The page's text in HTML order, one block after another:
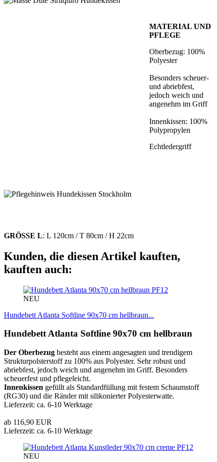
MATERIAL UND
PFLEGE
Oberbezug: 100%
Polyester
Besonders scheuer-
und abriebfest,
jedoch weich und
angenehm im Griff
Innenkissen: 100%
Polypropylen
Echtledergriff
GRÖSSE L: L 120cm / T 80cm / H 22cm
Kunden, die diesen Artikel kauften,
kauften auch:
PF12
NEU
Hundebett Atlanta Softline 90x70 cm hellbraun...
Hundebett Atlanta Softline 90x70 cm hellbraun
Der Oberbezug besteht aus einem angesagten und trendigem
Strukturpolsterstoff zu 100% aus Polyester. Sehr robust und
abriebfest, jedoch weich und angenehm im Griff. Besonders
scheuerfest und pflegeleicht.
Innenkissen gefüllt als Standardfüllung mit festem Schaumstoff
(RG30) und die Ränder mit silikonierter Polyesterwatte.
Lieferzeit: ca. 6-10 Werktage
ab 116,90 EUR
Lieferzeit: ca. 6-10 Werktage
PF12
NEU